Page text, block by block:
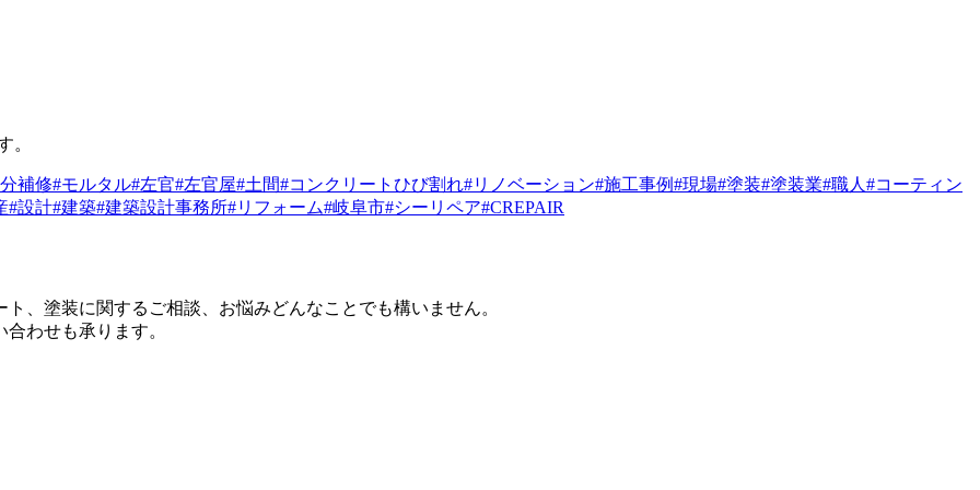
。
補修#モルタル#左官#左官屋#土間#コンクリートひび割れ#リノベーション#施工事例#現場#塗装#塗装業#職人 #コーティン
#設計#建築#建築設計事務所#リフォーム#岐阜市#シーリペア#CREPAIR
、塗装に関するご相談、お悩みどんなことでも構いません。
わせも承ります。